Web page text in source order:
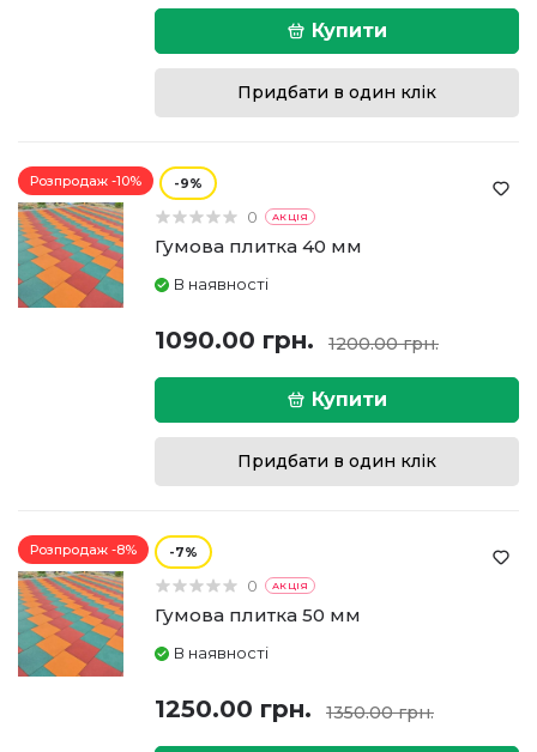
Купити
Придбати в один клік
Розпродаж -10% 9
0 АКЦІЯ
Гумова плитка 40 мм
В наявності
1090.00 грн. 1200.00 грн.
Купити
Придбати в один клік
Розпродаж -8% 7
0 АКЦІЯ
Гумова плитка 50 мм
В наявності
1250.00 грн. 1350.00 грн.